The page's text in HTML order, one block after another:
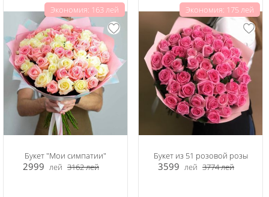
Экономия: 163 лей
Букет "Мои симпатии"
2999 лей 3162лей
Экономия: 175 лей
Букет из 51 розовой розы
3599 лей 3774лей